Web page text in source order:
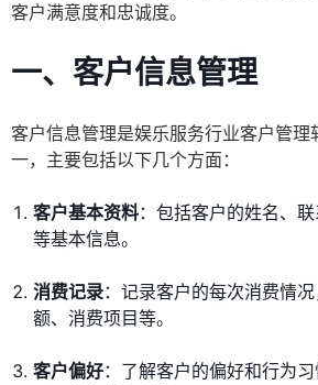
客户满意度和忠诚度。
一、客户信息管理
客户信息管理是娱乐服务行业客户管理
一，主要包括以下几个方面：
客户基本资料：包括客户的姓名、
等基本信息。
消费记录：记录客户的每次消费情
额、消费项目等。
客户偏好：了解客户的偏好和行为